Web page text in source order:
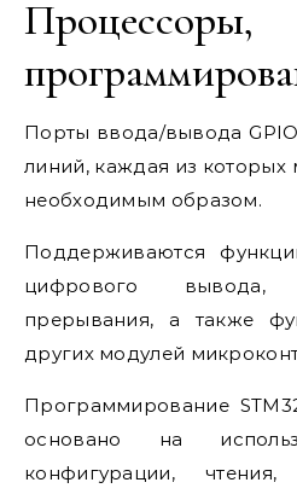
Порты ввода/вывода
линий, каждая из которых
необходимым образом.
Поддерживаются
цифрового вывода,
прерывания, а также
других модулей
Программирование
основано на
конфигурации,